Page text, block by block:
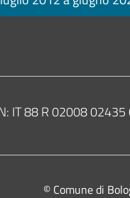
IT 88 R 02008
© Comune di